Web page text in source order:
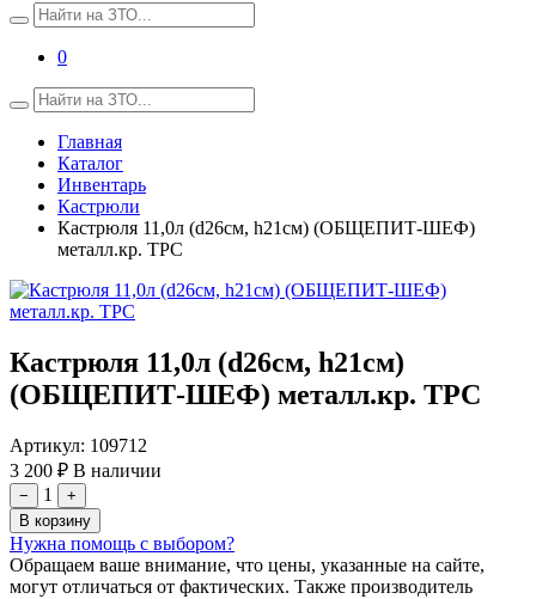
0
Главная
Каталог
Инвентарь
Кастрюли
Кастрюля 11,0л (d26см, h21см) (ОБЩЕПИТ-ШЕФ)
металл.кр. ТРС
Кастрюля 11,0л (d26см, h21см)
(ОБЩЕПИТ-ШЕФ) металл.кр. ТРС
Артикул: 109712
3 200 ₽ В наличии
− 1
+
В корзину
Нужна помощь с выбором?
Обращаем ваше внимание, что цены, указанные на сайте,
могут отличаться от фактических. Также производитель